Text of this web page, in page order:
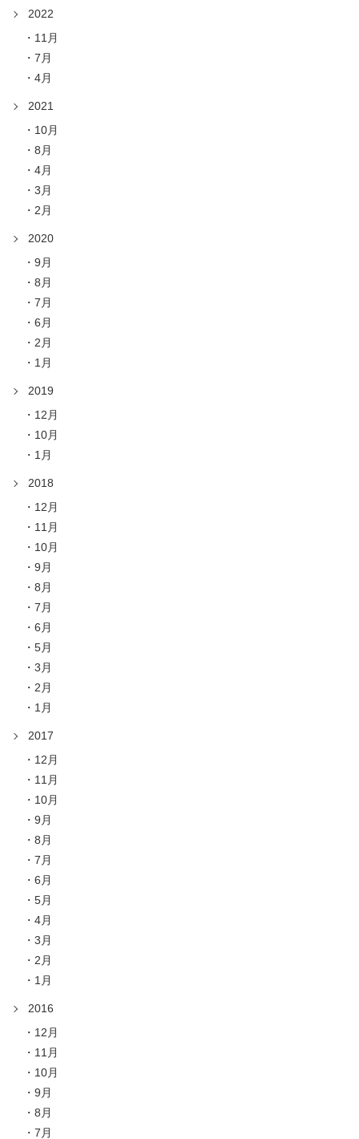
2022
11月
7月
4月
2021
10月
8月
4月
3月
2月
2020
9月
8月
7月
6月
2月
1月
2019
12月
10月
1月
2018
12月
11月
10月
9月
8月
7月
6月
5月
3月
2月
1月
2017
12月
11月
10月
9月
8月
7月
6月
5月
4月
3月
2月
1月
2016
12月
11月
10月
9月
8月
7月